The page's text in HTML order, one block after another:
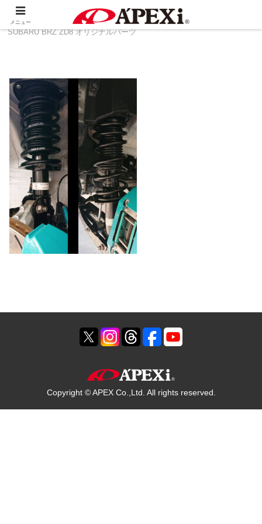
製品情報 その他
TOYOTA 86 ZN8 ＆
SUBARU BRZ ZD8 オリジナルパーツ
Copyright © APEX Co.,Ltd. All rights reserved.
メニュー